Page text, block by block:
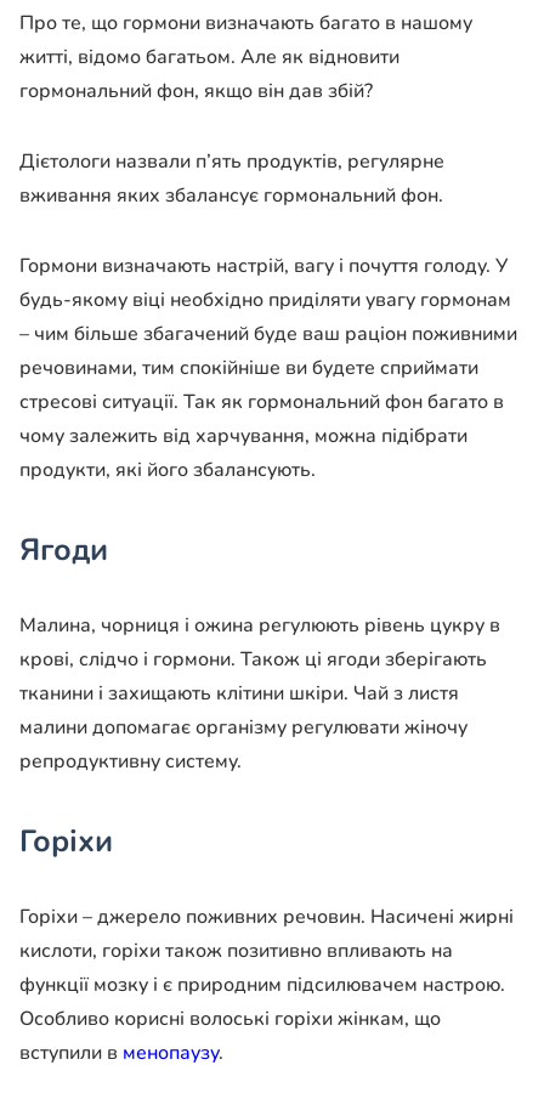
Про те, що гормони визначають багато в нашому
житті, відомо багатьом. Але як відновити
гормональний фон, якщо він дав збій?
Дієтологи назвали п’ять продуктів, регулярне
вживання яких збалансує гормональний фон.
Гормони визначають настрій, вагу і почуття голоду. У
будь-якому віці необхідно приділяти увагу гормонам
– чим більше збагачений буде ваш раціон поживними
речовинами, тим спокійніше ви будете сприймати
стресові ситуації. Так як гормональний фон багато в
чому залежить від харчування, можна підібрати
продукти, які його збалансують.
Ягоди
Малина, чорниця і ожина регулюють рівень цукру в
крові, слідчо і гормони. Також ці ягоди зберігають
тканини і захищають клітини шкіри. Чай з листя
малини допомагає організму регулювати жіночу
репродуктивну систему.
Горіхи
Горіхи – джерело поживних речовин. Насичені жирні
кислоти, горіхи також позитивно впливають на
функції мозку і є природним підсилювачем настрою.
Особливо корисні волоські горіхи жінкам, що
вступили в менопаузу.